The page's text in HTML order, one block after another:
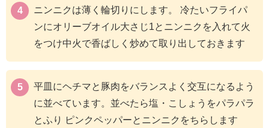
ニンニクは薄く輪切りにします。 冷たいフライパ
ンにオリーブオイル大さじ1とニンニクを入れて火
をつけ中火で香ばしく炒めて取り出しておきます
平皿にヘチマと豚肉をバランスよく交互になるよう
に並べています。並べたら塩・こしょうをパラパラ
とふり ピンクペッパーとニンニクをちらします